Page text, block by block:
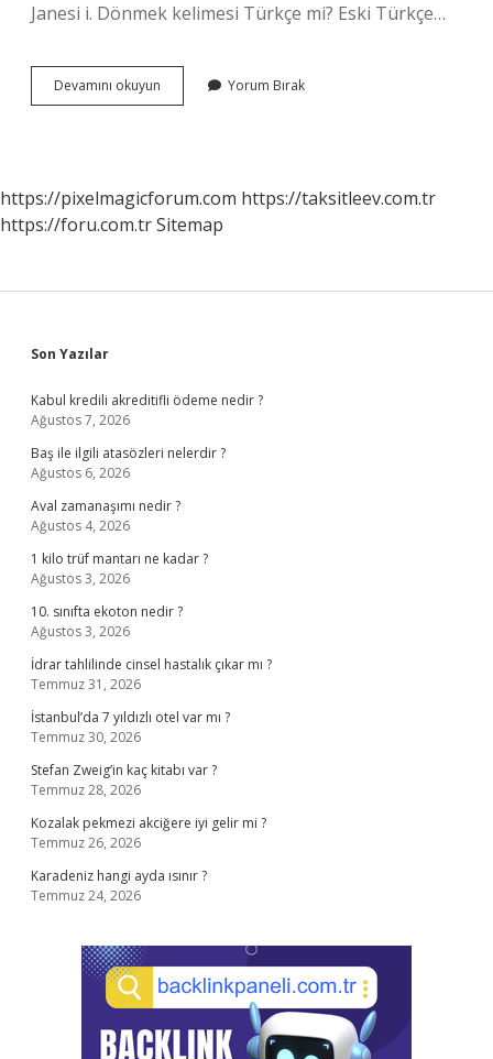
Janesi i. Dönmek kelimesi Türkçe mi? Eski Türkçe…
Devamını okuyun Ingilizcede
Dönmek
Yorum Bırak
https://pixelmagicforum.com https://taksitleev.com.tr
https://foru.com.trSitemap
Sidebar
Son Yazılar
Kabul kredili akreditifli ödeme nedir ?
Ağustos 7, 2026
Baş ile ilgili atasözleri nelerdir ?
Ağustos 6, 2026
Aval zamanaşımı nedir ?
Ağustos 4, 2026
1 kilo trüf mantarı ne kadar ?
Ağustos 3, 2026
10. sınıfta ekoton nedir ?
Ağustos 3, 2026
İdrar tahlilinde cinsel hastalık çıkar mı ?
Temmuz 31, 2026
İstanbul’da 7 yıldızlı otel var mı ?
Temmuz 30, 2026
Stefan Zweig’in kaç kitabı var ?
Temmuz 28, 2026
Kozalak pekmezi akciğere iyi gelir mi ?
Temmuz 26, 2026
Karadeniz hangi ayda ısınır ?
Temmuz 24, 2026